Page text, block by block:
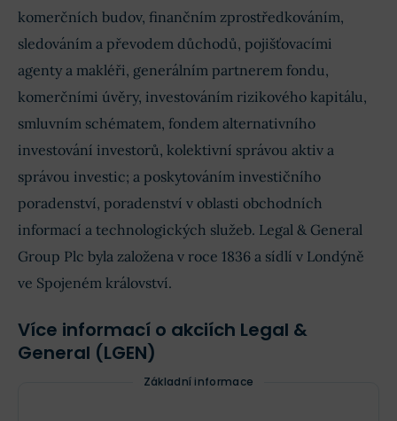
komerčních budov, finančním zprostředkováním,
sledováním a převodem důchodů, pojišťovacími
agenty a makléři, generálním partnerem fondu,
komerčními úvěry, investováním rizikového kapitálu,
smluvním schématem, fondem alternativního
investování investorů, kolektivní správou aktiv a
správou investic; a poskytováním investičního
poradenství, poradenství v oblasti obchodních
informací a technologických služeb. Legal & General
Group Plc byla založena v roce 1836 a sídlí v Londýně
ve Spojeném království.
Více informací o akciích Legal &
General (LGEN)
Základní informace